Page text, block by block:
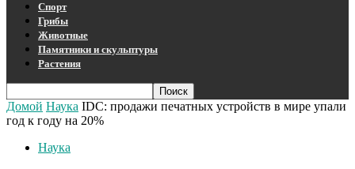
Спорт
Грибы
Животные
Памятники и скульптуры
Растения
Домой Наука IDC: продажи печатных устройств в мире упали
год к году на 20%
Наука